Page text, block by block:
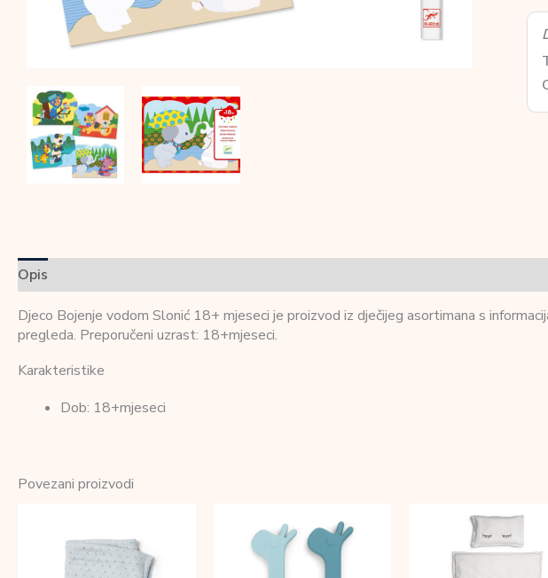
Opis
Djeco Bojenje vodom Slonić 18+ mjeseci je proizvod iz dječijeg asortimana s
pregleda. Preporučeni uzrast: 18+mjeseci.
Karakteristike
Dob: 18+mjeseci
Povezani proizvodi